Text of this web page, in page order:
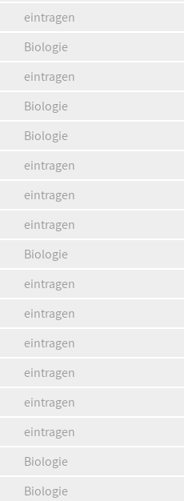
eintragen
Biologie
eintragen
Biologie
Biologie
eintragen
eintragen
eintragen
Biologie
eintragen
eintragen
eintragen
eintragen
eintragen
eintragen
Biologie
Biologie